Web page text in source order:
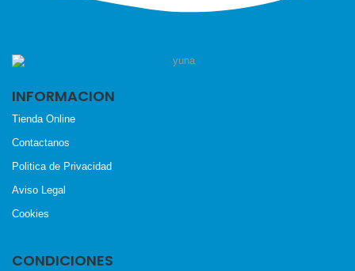
INFORMACION
Tienda Online
Contactanos
Politica de Privacidad
Aviso Legal
Cookies
CONDICIONES